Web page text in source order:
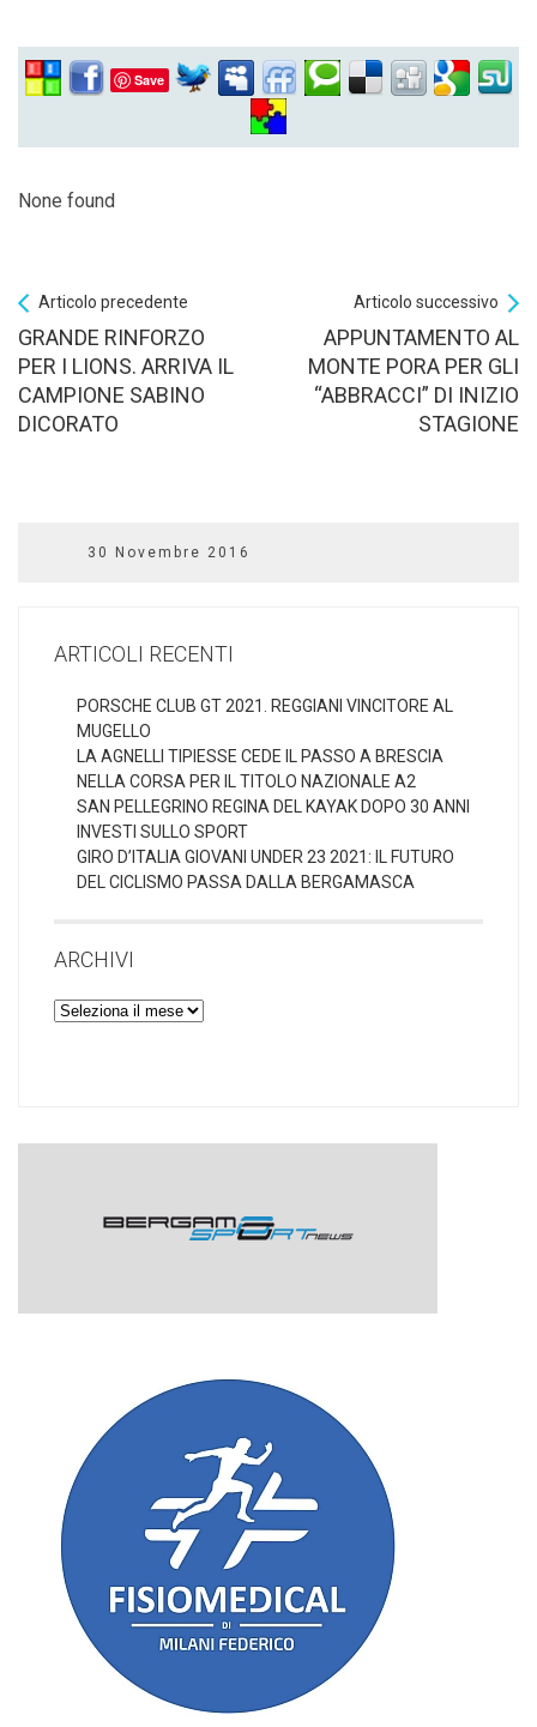
Save
None found
Articolo precedente
GRANDE RINFORZO
PER I LIONS. ARRIVA IL
CAMPIONE SABINO
DICORATO
Articolo successivo
APPUNTAMENTO AL
MONTE PORA PER GLI
“ABBRACCI” DI INIZIO
STAGIONE
30 Novembre 2016
ARTICOLI RECENTI
PORSCHE CLUB GT 2021. REGGIANI VINCITORE AL
MUGELLO
LA AGNELLI TIPIESSE CEDE IL PASSO A BRESCIA
NELLA CORSA PER IL TITOLO NAZIONALE A2
SAN PELLEGRINO REGINA DEL KAYAK DOPO 30 ANNI
INVESTI SULLO SPORT
GIRO D’ITALIA GIOVANI UNDER 23 2021: IL FUTURO
DEL CICLISMO PASSA DALLA BERGAMASCA
ARCHIVI
Archivi